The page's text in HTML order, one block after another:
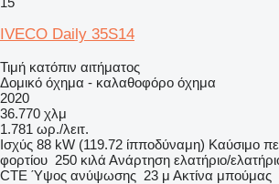
IVECO Daily 35S14
Τιμή κατόπιν αιτήματος
Δομικό όχημα - καλαθοφόρο όχημα
2020
36.770 χλμ
1.781 ωρ./λειτ.
Ισχύς 88 kW (119.72 ίπποδύναμη) Καύσιμο
φορτίου 250 κιλά Ανάρτηση ελατήριο/
CTE Ύψος ανύψωσης 23 μ Ακτίνα μπούμας